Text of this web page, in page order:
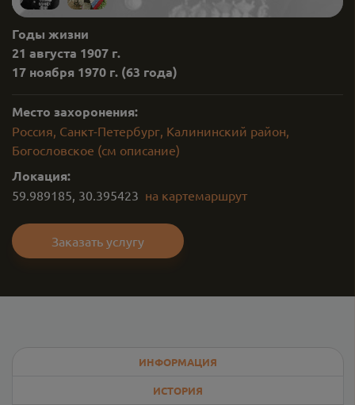
Годы жизни
21 августа 1907 г.
17 ноября 1970 г. (63 года)
Место захоронения:
Россия, Санкт-Петербург, Калининский район,
Богословское (см описание)
Локация:
59.989185, 30.395423 на картемаршрут
Заказать услугу
ИНФОРМАЦИЯ
ИСТОРИЯ